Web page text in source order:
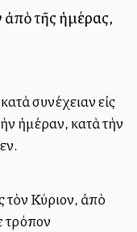
ἀπὸ τῆς ἡμέρας,
συνέχειαν εἰς
ἡμέραν, κατὰ τὴν
Κύριον, ἀπὸ
τρόπον